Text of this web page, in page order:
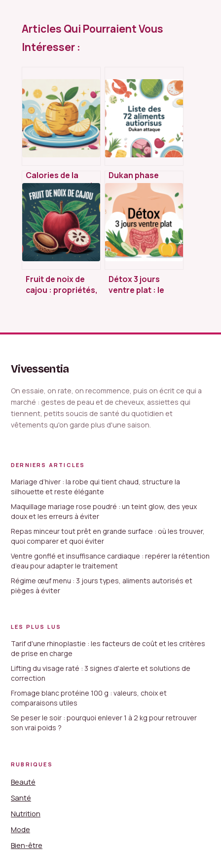
Articles Qui Pourraient Vous
Intéresser :
Calories de la
pomme de terre à
l’eau : valeurs,
portions et impact
minceur
Dukan phase
d’attaque : liste
complète des 72
aliments autorisés
Fruit de noix de
cajou : propriétés,
Détox 3 jours
ventre plat : le
Vivessentia
On essaie, on rate, on recommence, puis on écrit ce qui a
marché : gestes de peau et de cheveux, assiettes qui
tiennent, petits soucis de santé du quotidien et
vêtements qu'on garde plus d'une saison.
DERNIERS ARTICLES
Mariage d’hiver : la robe qui tient chaud, structure la
silhouette et reste élégante
Maquillage mariage rose poudré : un teint glow, des yeux
doux et les erreurs à éviter
Repas minceur tout prêt en grande surface : où les trouver,
quoi comparer et quoi éviter
Ventre gonflé et insuffisance cardiaque : repérer la rétention
d’eau pour adapter le traitement
Régime œuf menu : 3 jours types, aliments autorisés et
pièges à éviter
LES PLUS LUS
Tarif d'une rhinoplastie : les facteurs de coût et les critères
de prise en charge
Lifting du visage raté : 3 signes d'alerte et solutions de
correction
Fromage blanc protéine 100 g : valeurs, choix et
comparaisons utiles
Se peser le soir : pourquoi enlever 1 à 2 kg pour retrouver
son vrai poids ?
RUBRIQUES
Beauté
Santé
Nutrition
Mode
Bien-être